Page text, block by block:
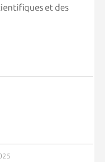
et des